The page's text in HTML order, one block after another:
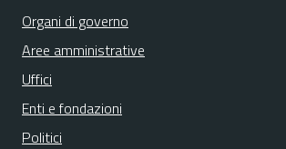
Organi di governo
Aree amministrative
Uffici
Enti e fondazioni
Politici